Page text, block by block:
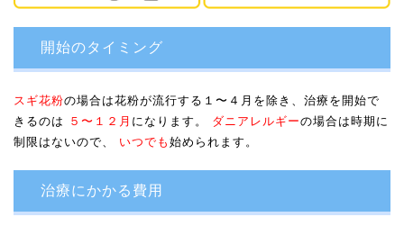
開始のタイミング
スギ花粉の場合は花粉が流行する１〜４月を除き、治療を開始で
きるのは
５〜１２月 になります。 ダニアレルギーの場合は時期に
制限はないので、 いつでも 始められます。
治療にかかる費用